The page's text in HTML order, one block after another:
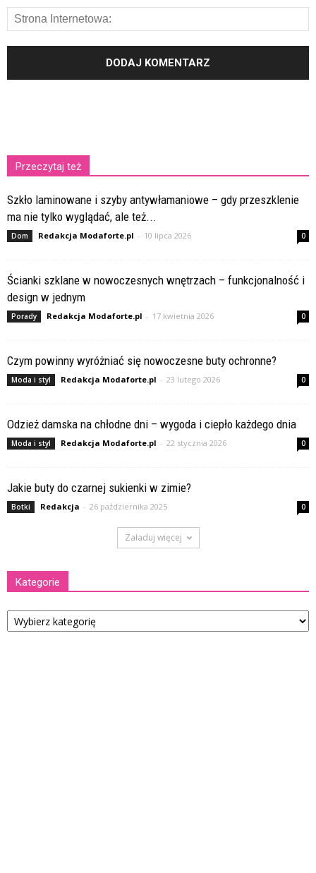
Przeczytaj też
Szkło laminowane i szyby antywłamaniowe – gdy przeszklenie
ma nie tylko wyglądać, ale też...
Dom Redakcja Modaforte.pl - 10 lipca 2026 0
Ścianki szklane w nowoczesnych wnętrzach – funkcjonalność i
design w jednym
Porady Redakcja Modaforte.pl - 17 kwietnia 2026 0
Czym powinny wyróżniać się nowoczesne buty ochronne?
Moda i styl Redakcja Modaforte.pl - 23 lutego 2026 0
Odzież damska na chłodne dni – wygoda i ciepło każdego dnia
Moda i styl Redakcja Modaforte.pl - 22 stycznia 2026 0
Jakie buty do czarnej sukienki w zimie?
Botki Redakcja - 26 października 2025 0
Załaduj więcej
Kategorie
Kategorie